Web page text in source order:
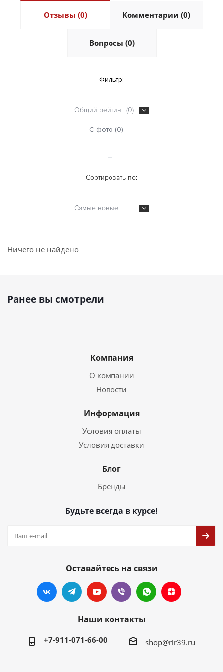
Отзывы (0) Комментарии (0)
Вопросы (0)
Фильтр:
Общий рейтинг (0)
С фото (0)
Сортировать по:
Самые новые
Ничего не найдено
Ранее вы смотрели
Компания
О компании
Новости
Информация
Условия оплаты
Условия доставки
Блог
Бренды
Будьте всегда в курсе!
Оставайтесь на связи
Наши контакты
+7-911-071-66-00 shop@rir39.ru